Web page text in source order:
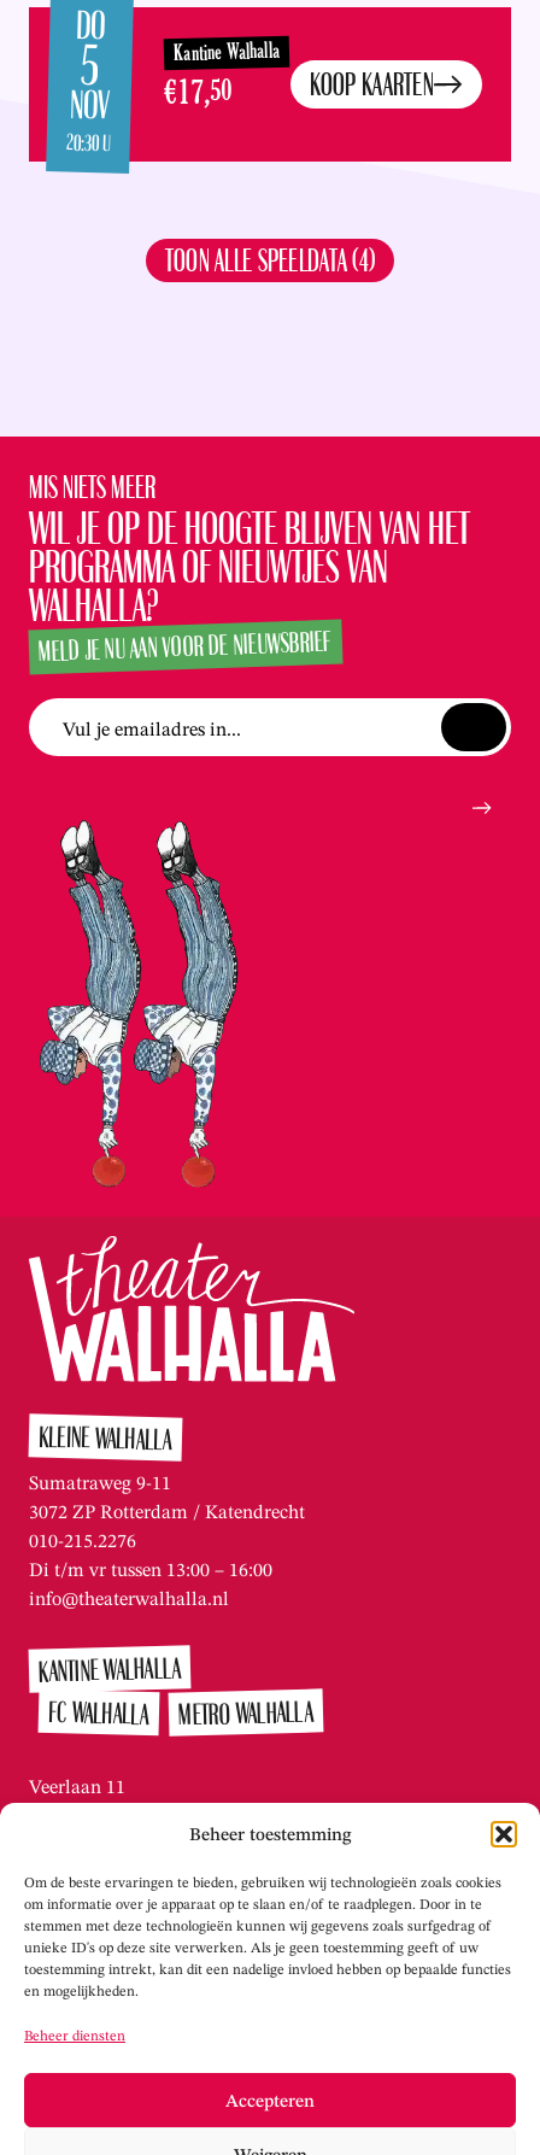
Beheer toestemming
Om de beste ervaringen te bieden, gebruiken wij technologieën zoals cookies
om informatie over je apparaat op te slaan en/of te raadplegen. Door in te
stemmen met deze technologieën kunnen wij gegevens zoals surfgedrag of
unieke ID's op deze site verwerken. Als je geen toestemming geeft of uw
toestemming intrekt, kan dit een nadelige invloed hebben op bepaalde functies
en mogelijkheden.
Beheer diensten
Accepteren
DO
5
NOV
20:30 U
Kantine Walhalla
€17,50 KOOP KAARTEN
TOON ALLE SPEELDATA (4)
Mis niets meer
Wil je op de hoogte blijven van het
programma of nieuwtjes van
Walhalla?
MELD JE NU AAN VOOR DE NIEUWSBRIEF
Vul je emailadres in...
KLEINE WALHALLA
Sumatraweg 9-11
3072 ZP Rotterdam / Katendrecht
010-215.2276
Di t/m vr tussen 13:00 – 16:00
info@theaterwalhalla.nl
KANTINE WALHALLA
FC WALHALLA METRO WALHALLA
Veerlaan 11
Di t/m vr tussen 13:00 – 16:00
info@theaterwalhalla.nl
WERKPLAATS WALHALLA
3072 LS Rotterdam / Katendrecht
info@werkplaatswalhalla.nl
www.werkplaatswalhalla.nl